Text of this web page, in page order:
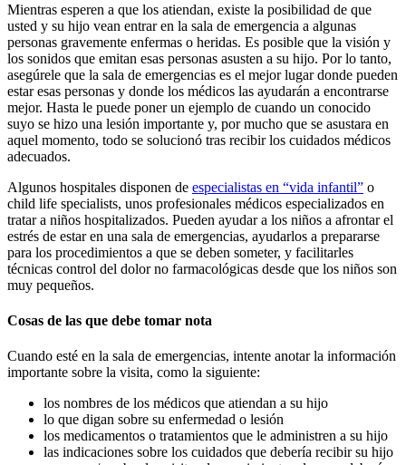
Mientras esperen a que los atiendan, existe la posibilidad de que
usted y su hijo vean entrar en la sala de emergencia a algunas
personas gravemente enfermas o heridas. Es posible que la visión y
los sonidos que emitan esas personas asusten a su hijo. Por lo tanto,
asegúrele que la sala de emergencias es el mejor lugar donde pueden
estar esas personas y donde los médicos las ayudarán a encontrarse
mejor. Hasta le puede poner un ejemplo de cuando un conocido
suyo se hizo una lesión importante y, por mucho que se asustara en
aquel momento, todo se solucionó tras recibir los cuidados médicos
adecuados.
Algunos hospitales disponen de especialistas en “vida infantil” o
child life specialists, unos profesionales médicos especializados en
tratar a niños hospitalizados. Pueden ayudar a los niños a afrontar el
estrés de estar en una sala de emergencias, ayudarlos a prepararse
para los procedimientos a que se deben someter, y facilitarles
técnicas control del dolor no farmacológicas desde que los niños son
muy pequeños.
Cosas de las que debe tomar nota
Cuando esté en la sala de emergencias, intente anotar la información
importante sobre la visita, como la siguiente:
los nombres de los médicos que atiendan a su hijo
lo que digan sobre su enfermedad o lesión
los medicamentos o tratamientos que le administren a su hijo
las indicaciones sobre los cuidados que debería recibir su hijo